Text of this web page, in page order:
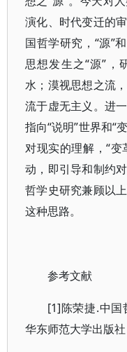
演化、时代变迁的
国哲学研究，“源”
思想发生之“源”，
水；漠视思想之流
流于虚无主义。进
指向“说明”世界和“
对现实的理解，“变
动，即引导和制约
哲学史研究兼顾以
这种思路。
参考文献
[1]陈荣捷.中国
华东师范大学出版